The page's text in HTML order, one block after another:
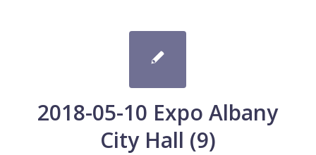
2018-05-10 Expo Albany
City Hall (9)